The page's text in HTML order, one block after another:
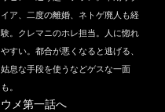
イア、二度の離婚、ネトゲ廃人も経
験。クレマニのホレ担当。人に惚れ
やすい。都合が悪くなると逃げる、
姑息な手段を使うなどゲスな一面
も。
ウメ第一話へ